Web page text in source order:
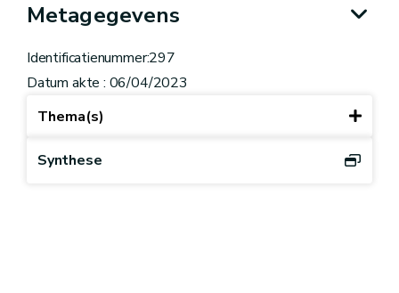
Metagegevens
Identificatienummer:297
Datum akte : 06/04/2023
Thema(s)
Synthese